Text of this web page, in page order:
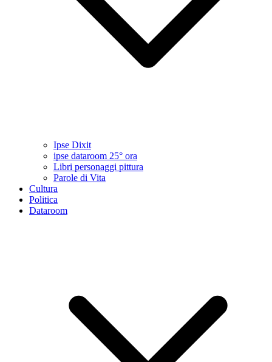
Ipse Dixit
ipse dataroom 25° ora
Libri personaggi pittura
Parole di Vita
Cultura
Politica
Dataroom